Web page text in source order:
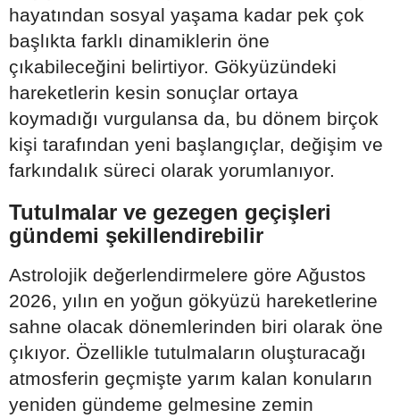
hayatından sosyal yaşama kadar pek çok
başlıkta farklı dinamiklerin öne
çıkabileceğini belirtiyor. Gökyüzündeki
hareketlerin kesin sonuçlar ortaya
koymadığı vurgulansa da, bu dönem birçok
kişi tarafından yeni başlangıçlar, değişim ve
farkındalık süreci olarak yorumlanıyor.
Tutulmalar ve gezegen geçişleri
gündemi şekillendirebilir
Astrolojik değerlendirmelere göre Ağustos
2026, yılın en yoğun gökyüzü hareketlerine
sahne olacak dönemlerinden biri olarak öne
çıkıyor. Özellikle tutulmaların oluşturacağı
atmosferin geçmişte yarım kalan konuların
yeniden gündeme gelmesine zemin